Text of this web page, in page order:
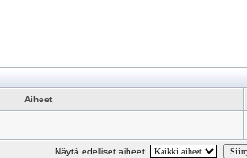
Aiheet
Näytä edelliset aiheet: